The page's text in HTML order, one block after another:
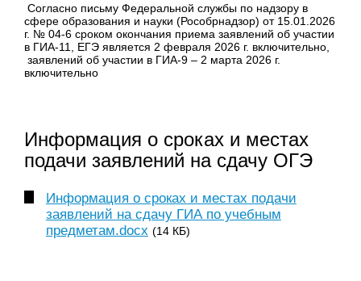
Согласно письму Федеральной службы по надзору в
сфере образования и науки (Рособрнадзор) от 15.01.2026
г. № 04-6 сроком окончания приема заявлений об участии
в ГИА-11, ЕГЭ является 2 февраля 2026 г. включительно,
заявлений об участии в ГИА-9 – 2 марта 2026 г.
включительно
Информация о сроках и местах
подачи заявлений на сдачу ОГЭ
Информация о сроках и местах подачи
заявлений на сдачу ГИА по учебным
предметам.docx (14 КБ)